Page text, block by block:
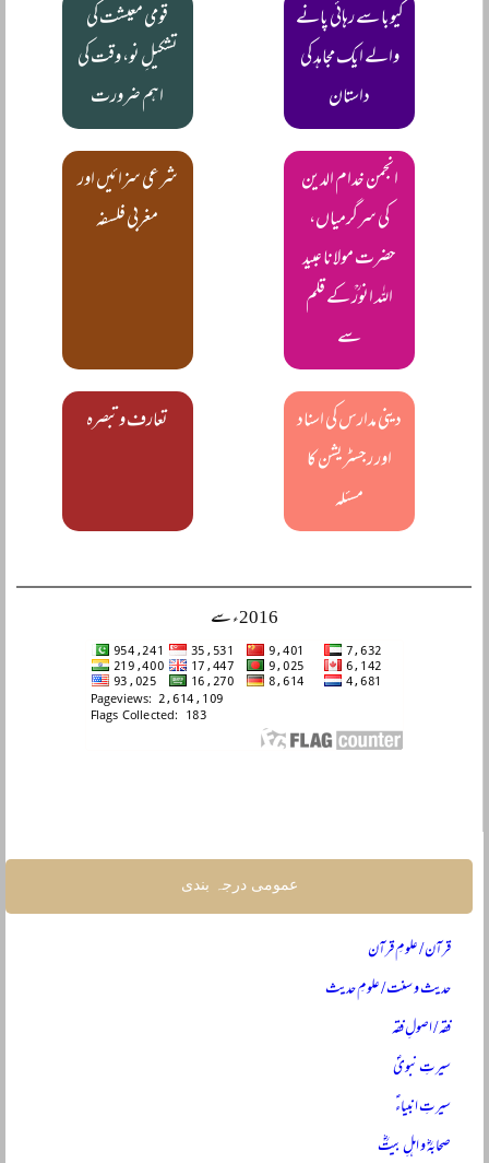
کیوبا سے رہائی پانے
والے ایک مجاہد کی
داستان
قومی معیشت کی
تشکیلِ نو، وقت کی
اہم ضرورت
انجمن خدام الدین
کی سرگرمیاں،
حضرت مولانا عبید
اللہ انورؒ کے قلم
سے
شرعی سزائیں اور
مغربی فلسفہ
دینی مدارس کی اسناد
اور رجسٹریشن کا
مسئلہ
تعارف و تبصرہ
2016ء سے
عمومی درجہ بندی
قرآن / علومِ قرآن
حدیث و سنت / علومِ حدیث
فقہ / اصولِ فقہ
سیرتِ نبویؐ
سیرتِ انبیاءؑ
صحابہؓ و اہلِ بیتؓ